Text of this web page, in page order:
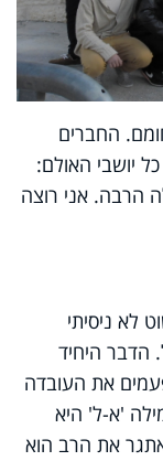
החברים
יושבי האולם:
הרבה. אני רוצה
לא ניסיתי
הדבר היחיד
את העובדה
'א-ל' היא
את הרב הוא